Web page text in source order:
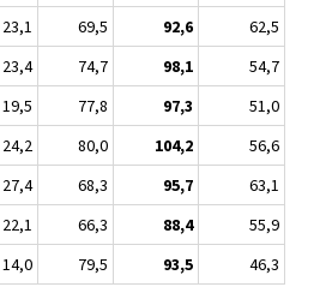
23,1 69,5 92,6
62,5
23,4 74,7 98,1
54,7
19,5 77,8 97,3
51,0
24,2 80,0 104,2
56,6
27,4 68,3 95,7
63,1
22,1 66,3 88,4
55,9
14,0 79,5 93,5 46,3